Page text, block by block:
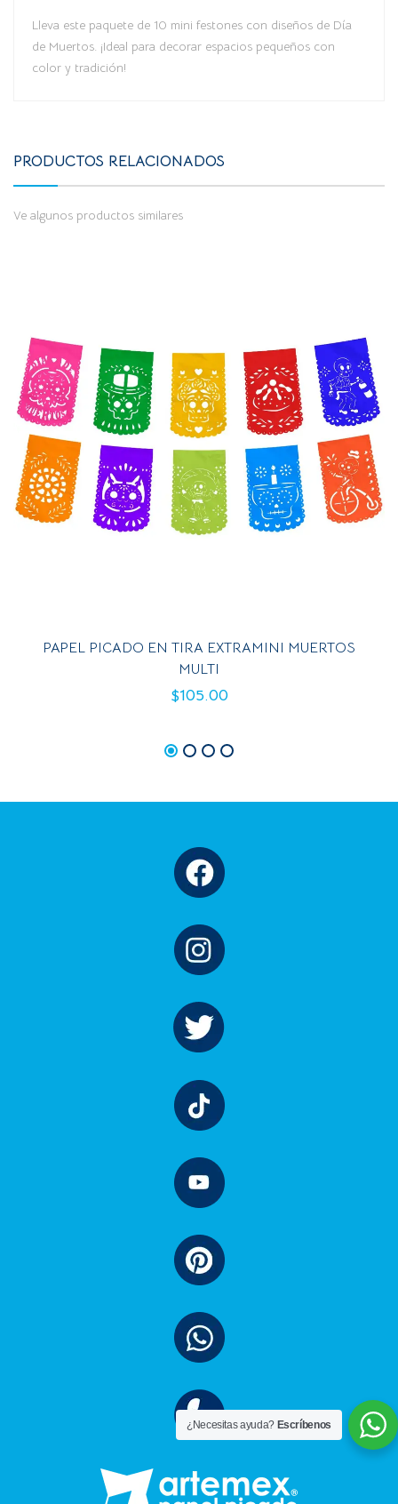
Lleva este paquete de 10 mini festones con diseños de Día
de Muertos. ¡Ideal para decorar espacios pequeños con
color y tradición!
PRODUCTOS RELACIONADOS
Ve algunos productos similares
PAPEL PICADO EN TIRA EXTRAMINI MUERTOS
MULTI
$105.00
¿Necesitas ayuda?Escríbenos